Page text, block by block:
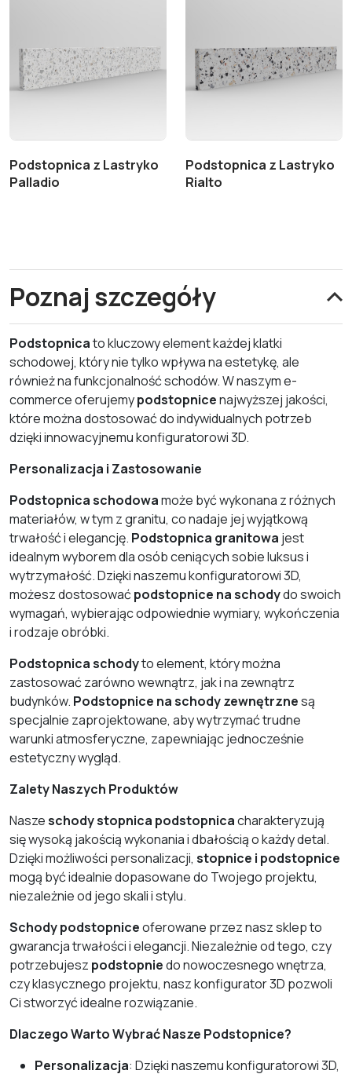
Podstopnica z Lastryko
Palladio
Podstopnica z Lastryko
Rialto
Poznaj szczegóły
Podstopnicato kluczowy element każdej klatki
schodowej, który nie tylko wpływa na estetykę, ale
również na funkcjonalność schodów. W naszym e-
commerce oferujemypodstopnicenajwyższej jakości,
które można dostosować do indywidualnych potrzeb
dzięki innowacyjnemu konfiguratorowi 3D.
Personalizacja i Zastosowanie
Podstopnica schodowamoże być wykonana z różnych
materiałów, w tym z granitu, co nadaje jej wyjątkową
trwałość i elegancję. Podstopnica granitowa jest
idealnym wyborem dla osób ceniących sobie luksus i
wytrzymałość. Dzięki naszemu konfiguratorowi 3D,
możesz dostosowaćpodstopnice na schodydo swoich
wymagań, wybierając odpowiednie wymiary, wykończenia
i rodzaje obróbki.
Podstopnica schodyto element, który można
zastosować zarówno wewnątrz, jak i na zewnątrz
budynków. Podstopnice na schody zewnętrznesą
specjalnie zaprojektowane, aby wytrzymać trudne
warunki atmosferyczne, zapewniając jednocześnie
estetyczny wygląd.
Zalety Naszych Produktów
Naszeschody stopnica podstopnicacharakteryzują
się wysoką jakością wykonania i dbałością o każdy detal.
Dzięki możliwości personalizacji, stopnice i podstopnice
mogą być idealnie dopasowane do Twojego projektu,
niezależnie od jego skali i stylu.
Schody podstopniceoferowane przez nasz sklep to
gwarancja trwałości i elegancji. Niezależnie od tego, czy
potrzebujesz podstopniedo nowoczesnego wnętrza,
czy klasycznego projektu, nasz konfigurator 3D pozwoli
Ci stworzyć idealne rozwiązanie.
Dlaczego Warto Wybrać Nasze Podstopnice?
Personalizacja: Dzięki naszemu konfiguratorowi 3D,